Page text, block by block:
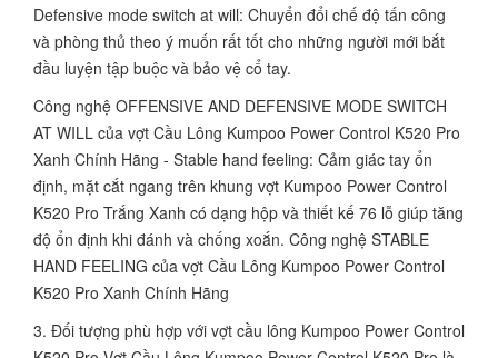
Defensive mode switch at will: Chuyển đổi chế độ tấn công
và phòng thủ theo ý muốn rất tốt cho những người mới bắt
đầu luyện tập buộc và bảo vệ cổ tay.
Công nghệ OFFENSIVE AND DEFENSIVE MODE SWITCH
AT WILL của vợt Cầu Lông Kumpoo Power Control K520 Pro
Xanh Chính Hãng - Stable hand feeling: Cảm giác tay ổn
định, mặt cắt ngang trên khung vợt Kumpoo Power Control
K520 Pro Trắng Xanh có dạng hộp và thiết kế 76 lỗ giúp tăng
độ ổn định khi đánh và chống xoắn. Công nghệ STABLE
HAND FEELING của vợt Cầu Lông Kumpoo Power Control
K520 Pro Xanh Chính Hãng
3. Đối tượng phù hợp với vợt cầu lông Kumpoo Power Control